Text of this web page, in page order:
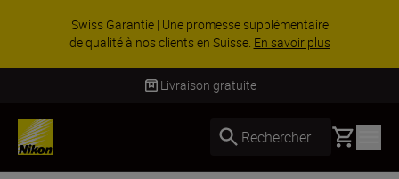
Swiss Garantie | Une promesse supplémentaire
de qualité à nos clients en Suisse. En savoir plus
Livraison gratuite
Rechercher Basket